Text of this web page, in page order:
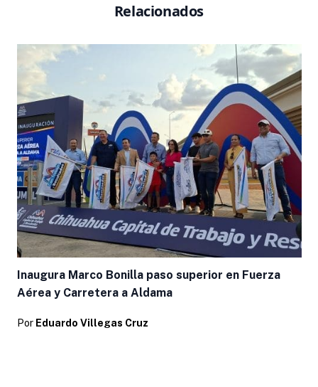
Relacionados
Inaugura Marco Bonilla paso superior en Fuerza
Aérea y Carretera a Aldama
Por Eduardo Villegas Cruz